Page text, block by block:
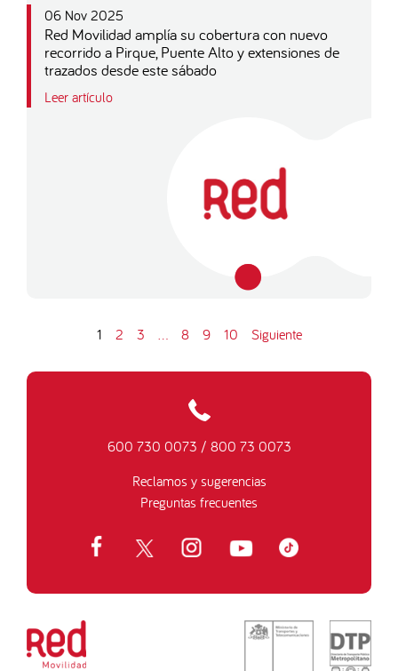
06 Nov 2025
Red Movilidad amplía su cobertura con nuevo
recorrido a Pirque, Puente Alto y extensiones de
trazados desde este sábado
Leer artículo
1 2 3 … 8 9 10 Siguiente
600 730 0073 / 800 73 0073
Reclamos y sugerencias
Preguntas frecuentes